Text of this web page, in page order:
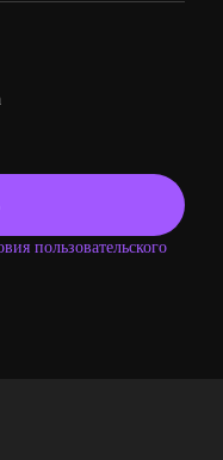
пользовательского